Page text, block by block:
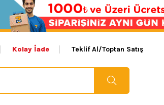
Kolay İade Teklif Al/Toptan Satış